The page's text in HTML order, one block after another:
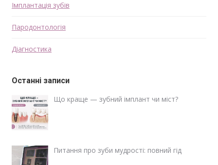
Імплантація зубів
Пародонтологія
Діагностика
Останні записи
Що краще — зубний імплант чи міст?
Питання про зуби мудрості: повний гід